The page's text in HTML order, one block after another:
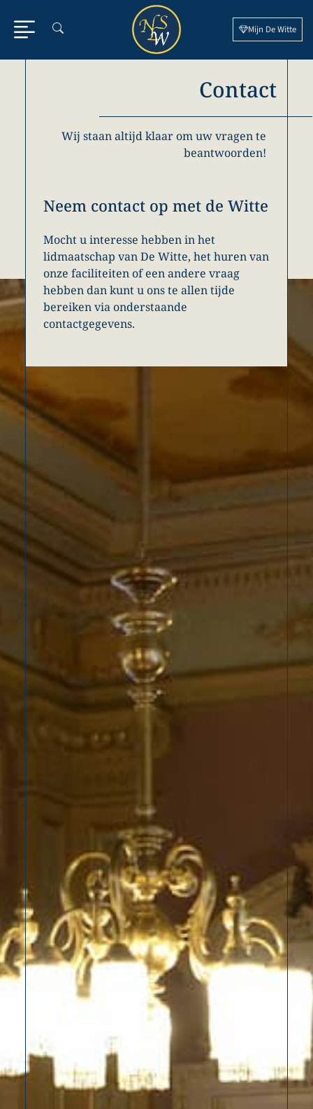
naar
inhoud
Mijn De Witte
Contact
Wij staan altijd klaar om uw vragen te
beantwoorden!
Neem contact op met de Witte
Mocht u interesse hebben in het
lidmaatschap van De Witte, het huren van
onze faciliteiten of een andere vraag
hebben dan kunt u ons te allen tijde
bereiken via onderstaande
contactgegevens.